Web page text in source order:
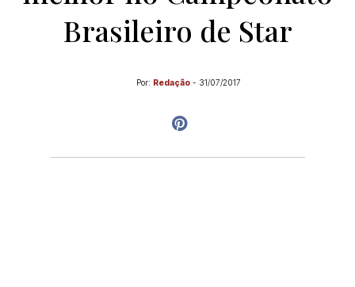
Brasileiro de Star
Por: Redação - 31/07/2017